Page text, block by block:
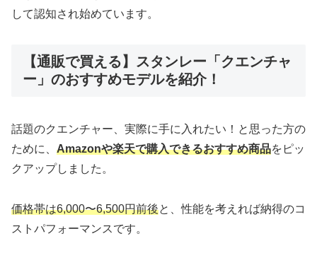
して認知され始めています。
【通販で買える】スタンレー「クエンチャ
ー」のおすすめモデルを紹介！
話題のクエンチャー、実際に手に入れたい！と思った方の
ために、 Amazonや楽天で購入できるおすすめ商品をピッ
クアップしました。
価格帯は6,000〜6,500円前後と、性能を考えれば納得のコ
ストパフォーマンスです。